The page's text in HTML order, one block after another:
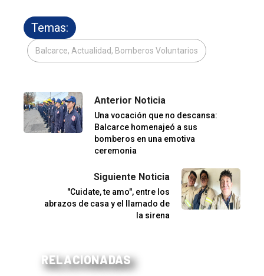
Temas:
Balcarce, Actualidad, Bomberos Voluntarios
Anterior Noticia
Una vocación que no descansa:
Balcarce homenajeó a sus
bomberos en una emotiva
ceremonia
Siguiente Noticia
"Cuidate, te amo", entre los
abrazos de casa y el llamado de
la sirena
RELACIONADAS